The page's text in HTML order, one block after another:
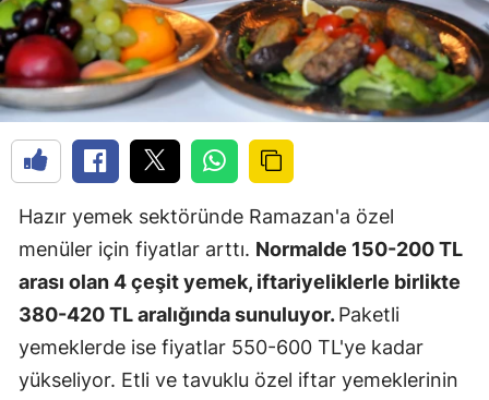
Hazır yemek sektöründe Ramazan'a özel
menüler için fiyatlar arttı. Normalde 150-200 TL
arası olan 4 çeşit yemek, iftariyeliklerle birlikte
380-420 TL aralığında sunuluyor.Paketli
yemeklerde ise fiyatlar 550-600 TL'ye kadar
yükseliyor. Etli ve tavuklu özel iftar yemeklerinin